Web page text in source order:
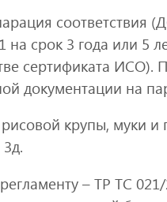
соответствия
на срок 3 года или 5
сертификата ИСО).
документации на
рисовой крупы, муки
– ТР ТС